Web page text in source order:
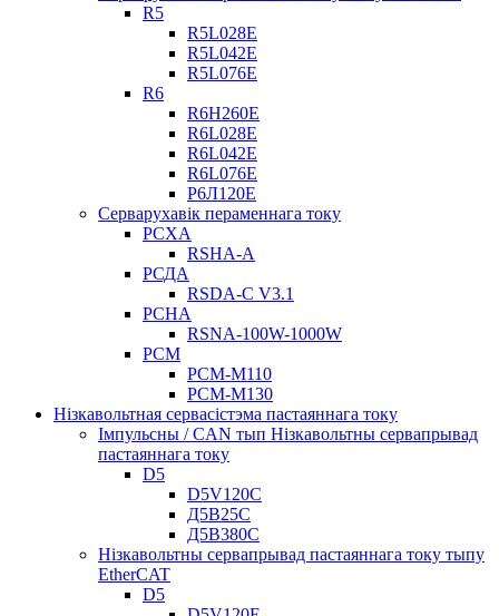
R5
R5L028E
R5L042E
R5L076E
R6
R6H260E
R6L028E
R6L042E
R6L076E
Р6Л120Е
Серварухавік пераменнага току
РСХА
RSHA-A
РСДА
RSDA-C V3.1
РСНА
RSNA-100W-1000W
РСМ
РСМ-М110
РСМ-М130
Нізкавольтная сервасістэма пастаяннага току
Імпульсны / CAN тып Нізкавольтны сервапрывад
пастаяннага току
D5
D5V120C
Д5В25С
Д5В380С
Нізкавольтны сервапрывад пастаяннага току тыпу
EtherCAT
D5